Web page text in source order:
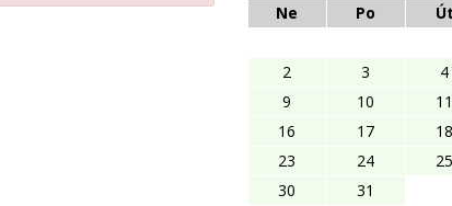
Ne
Po Út
2
3 4
9
10 11
16
17 18
23
24 25
30
31